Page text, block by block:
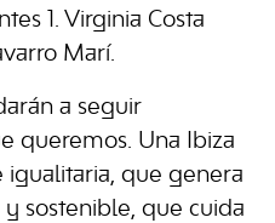
1. Virginia Costa
Marí.
a seguir
queremos. Una Ibiza
igualitaria, que genera
sostenible, que cuida